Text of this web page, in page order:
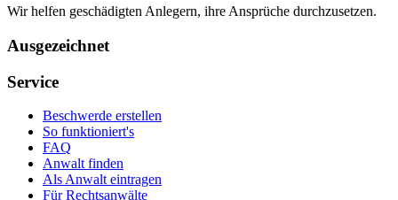
Wir helfen geschädigten Anlegern, ihre Ansprüche durchzusetzen.
Ausgezeichnet
Service
Beschwerde erstellen
So funktioniert's
FAQ
Anwalt finden
Als Anwalt eintragen
Für Rechtsanwälte